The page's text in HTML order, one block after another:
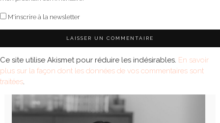
M'inscrire à la newsletter
Ce site utilise Akismet pour réduire les indésirables. En savoir
plus sur la façon dont les données de vos commentaires sont
traitées.